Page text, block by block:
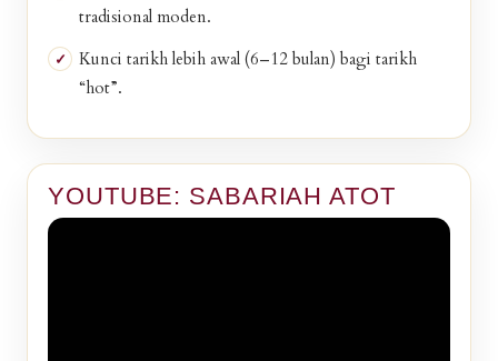
tradisional moden.
Kunci tarikh lebih awal (6–12 bulan) bagi tarikh
“hot”.
YOUTUBE: SABARIAH ATOT